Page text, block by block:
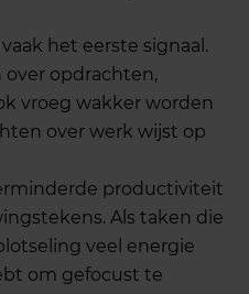
het eerste signaal.
over opdrachten,
vroeg wakker worden
over werk wijst op
productiviteit
Als taken die
veel energie
om gefocust te